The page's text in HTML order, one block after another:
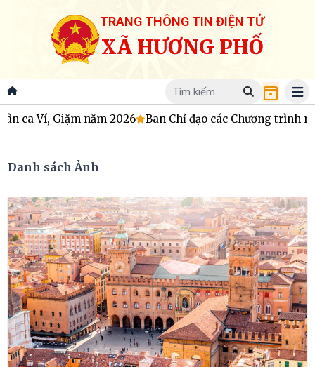
TRANG THÔNG TIN ĐIỆN TỬ
XÃ HƯƠNG PHỐ
năm 2026 Ban Chỉ đạo các Chương trình mục tiêu
Danh sách Ảnh